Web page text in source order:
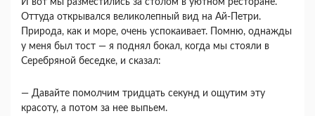
И вот мы разместились за столом в уютном рес­торане.
Оттуда открывался великолепный вид на Ай-Петри.
Природа, как и море, очень успокаи­вает. Помню, однажды
у меня был тост — я поднял бокал, когда мы стояли в
Серебряной беседке, и сказал:
— Давайте помолчим тридцать секунд и ощу­тим эту
красоту, а потом за нее выпьем.